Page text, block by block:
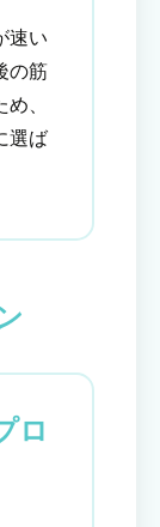
速い
の筋
、
選ば
ロ